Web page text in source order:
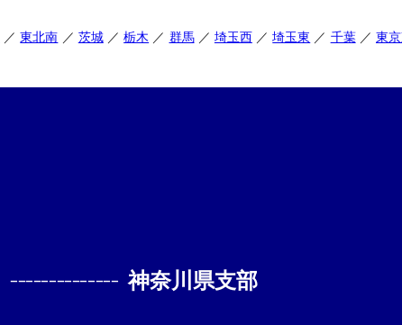
東北南 茨城 栃木 群馬 埼玉西 埼玉東 千葉
東
-------------- 神奈川県支部